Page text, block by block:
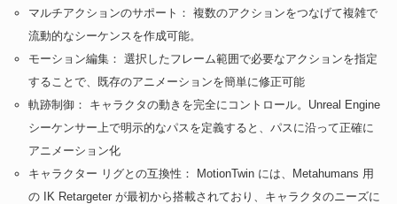
マルチアクションのサポート： 複数のアクションをつなげて複雑で
流動的なシーケンスを作成可能。
モーション編集： 選択したフレーム範囲で必要なアクションを指定
することで、既存のアニメーションを簡単に修正可能
軌跡制御： キャラクタの動きを完全にコントロール。Unreal Engine
シーケンサー上で明示的なパスを定義すると、パスに沿って正確に
アニメーション化
キャラクター リグとの互換性： MotionTwin には、Metahumans 用
の IK Retargeter が最初から搭載されており、キャラクタのニーズに